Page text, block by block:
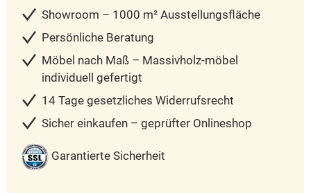
Showroom – 1000 m² Ausstellungsfläche
Persönliche Beratung
Möbel nach Maß – Massivholz-möbel
individuell gefertigt
14 Tage gesetzliches Widerrufsrecht
Sicher einkaufen – geprüfter Onlineshop
Garantierte Sicherheit